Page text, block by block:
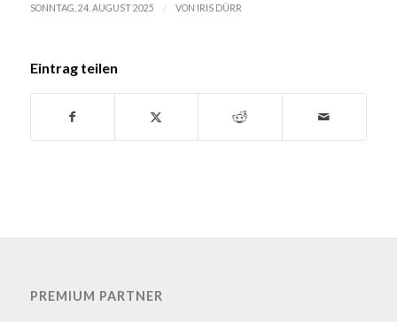
SONNTAG, 24. AUGUST 2025 / VON IRIS DÜRR
Eintrag teilen
PREMIUM PARTNER